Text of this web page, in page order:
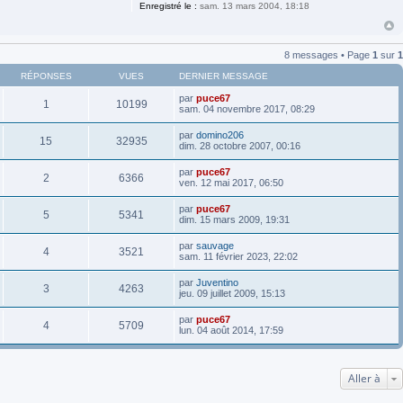
Enregistré le : sam. 13 mars 2004, 18:18
8 messages • Page 1 sur 1
RÉPONSES VUES DERNIER MESSAGE
1 10199 par puce67
sam. 04 novembre 2017, 08:29
15 32935 par domino206
dim. 28 octobre 2007, 00:16
2 6366 par puce67
ven. 12 mai 2017, 06:50
5 5341 par puce67
dim. 15 mars 2009, 19:31
4 3521 par sauvage
sam. 11 février 2023, 22:02
3 4263 par Juventino
jeu. 09 juillet 2009, 15:13
4 5709 par puce67
lun. 04 août 2014, 17:59
Aller à